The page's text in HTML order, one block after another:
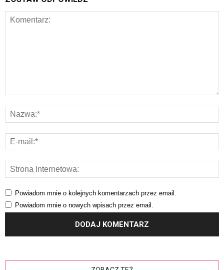
Powiadom mnie o kolejnych komentarzach przez email.
Powiadom mnie o nowych wpisach przez email.